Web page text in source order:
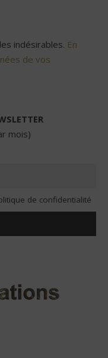
indésirables. En
de vos
mois)
de confidentialité